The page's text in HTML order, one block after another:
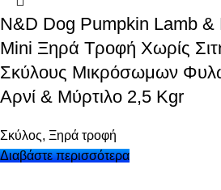
N&D Dog Pumpkin Lamb &
Mini Ξηρά Τροφή Χωρίς
Σκύλους Μικρόσωμων
Αρνί & Μύρτιλο 2,5 Kgr
Σκύλος, Ξηρά τροφή
Διαβάστε περισσότερα